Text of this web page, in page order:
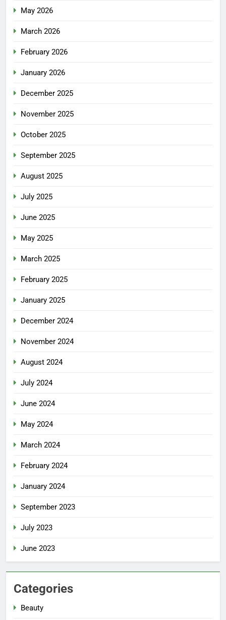
May 2026
March 2026
February 2026
January 2026
December 2025
November 2025
October 2025
September 2025
August 2025
July 2025
June 2025
May 2025
March 2025
February 2025
January 2025
December 2024
November 2024
August 2024
July 2024
June 2024
May 2024
March 2024
February 2024
January 2024
September 2023
July 2023
June 2023
Categories
Beauty